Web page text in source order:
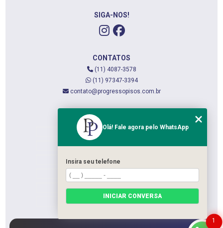
SIGA-NOS!
CONTATOS
(11) 4087-3578
(11) 97347-3394
contato@progressopisos.com.br
QUEM SOMOS
SERVIÇOS
CATEGORIAS
1
Olá! Fale agora pelo WhatsApp
Insira seu telefone
INICIAR CONVERSA